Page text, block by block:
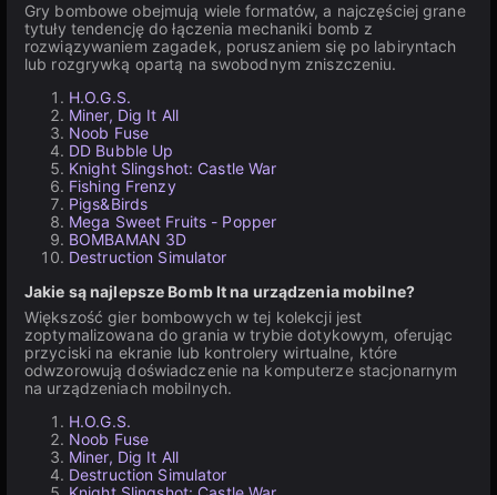
Gry bombowe obejmują wiele formatów, a najczęściej grane
tytuły tendencję do łączenia mechaniki bomb z
rozwiązywaniem zagadek, poruszaniem się po labiryntach
lub rozgrywką opartą na swobodnym zniszczeniu.
H.O.G.S.
Miner, Dig It All
Noob Fuse
DD Bubble Up
Knight Slingshot: Castle War
Fishing Frenzy
Pigs&Birds
Mega Sweet Fruits - Popper
BOMBAMAN 3D
Destruction Simulator
Jakie są najlepsze Bomb It na urządzenia mobilne?
Większość gier bombowych w tej kolekcji jest
zoptymalizowana do grania w trybie dotykowym, oferując
przyciski na ekranie lub kontrolery wirtualne, które
odwzorowują doświadczenie na komputerze stacjonarnym
na urządzeniach mobilnych.
H.O.G.S.
Noob Fuse
Miner, Dig It All
Destruction Simulator